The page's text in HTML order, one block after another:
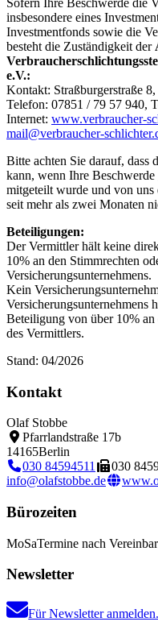
insbesondere eines
Investmentfonds sowie die
besteht die Zuständigkeit der
e.V.:
Kontakt: Straßburgerstraße
Telefon: 07851 / 79 57 940,
Internet: www.verbraucher-
mail@verbraucher-
Bitte achten Sie darauf, dass
kann, wenn Ihre Beschwerde
mitgeteilt wurde und von uns
seit mehr als zwei Monaten
Beteiligungen:
Der Vermittler hält keine
10% an den Stimmrechten
Versicherungsunternehmens.
Kein
Versicherungsunternehmens
Beteiligung von über 10%
des Vermittlers.
Stand: 04/2026
Kontakt
Olaf Stobbe
Pfarrlandstraße 17b
14165Berlin
030 84594511
030
info@olafstobbe.de
Bürozeiten
MoSaTermine nach
Newsletter
Für Newsletter anmelden.